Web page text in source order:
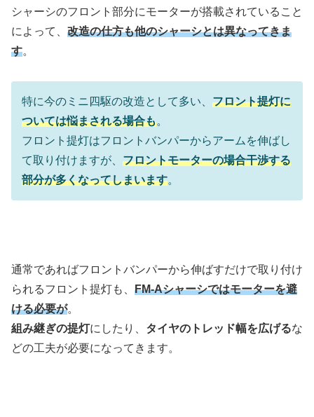
シャーシのフロント部分にモーターが搭載されていること
によって、 改造の仕方も他のシャーシとは異なってきま
す。
特に今のミニ四駆の改造として多い、 フロント提灯に
ついては悩まされる場合も。
フロント提灯はフロントバンパーからアームを伸ばし
て取り付けますが、 フロントモーターの場合干渉する
部分が多くなってしまいます。
通常であればフロントバンパーから伸ばすだけで取り付け
られるフロント提灯も、 FM-Aシャーシではモーターを避
ける必要が。
組み継ぎの提灯にしたり、 タイヤのトレッド幅を広げるな
どの工夫が必要になってきます。